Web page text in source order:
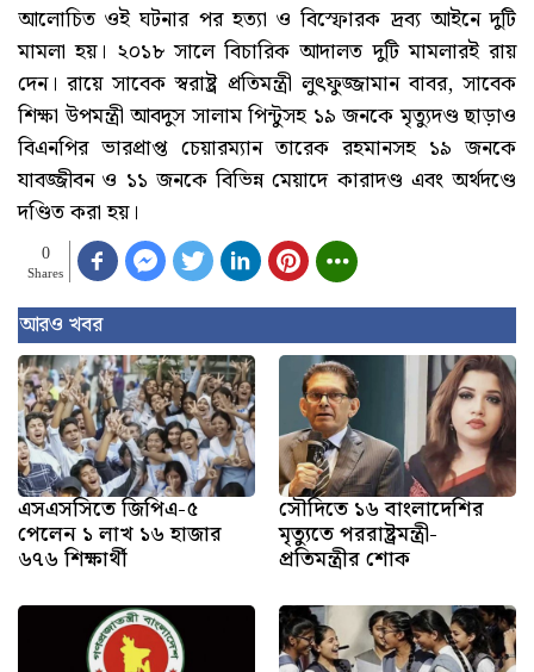
আলোচিত ওই ঘটনার পর হত্যা ও বিস্ফোরক দ্রব্য আইনে দুটি
মামলা হয়। ২০১৮ সালে বিচারিক আদালত দুটি মামলারই রায়
দেন। রায়ে সাবেক স্বরাষ্ট্র প্রতিমন্ত্রী লুৎফুজ্জামান বাবর, সাবেক
শিক্ষা উপমন্ত্রী আবদুস সালাম পিন্টুসহ ১৯ জনকে মৃত্যুদণ্ড ছাড়াও
বিএনপির ভারপ্রাপ্ত চেয়ারম্যান তারেক রহমানসহ ১৯ জনকে
যাবজ্জীবন ও ১১ জনকে বিভিন্ন মেয়াদে কারাদণ্ড এবং অর্থদণ্ডে
দণ্ডিত করা হয়।
0
Shares
আরও খবর
এসএসসিতে জিপিএ-৫
পেলেন ১ লাখ ১৬ হাজার
৬৭৬ শিক্ষার্থী
সৌদিতে ১৬ বাংলাদেশির
মৃত্যুতে পররাষ্ট্রমন্ত্রী-
প্রতিমন্ত্রীর শোক